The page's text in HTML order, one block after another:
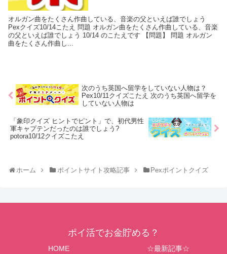
オルガン曲をたくさん作曲している、音楽の父といえば誰でしょう
Pexクイズ10/14こたえ 問題 オルガン曲をたくさん作曲している、音楽
の父といえば誰でしょう 10/14 のこたえです 【問題】 問題 オルガン
曲をたくさん作曲し...
次のうち英国へ留学をしていない人物は？
Pex10/11クイズこたえ 次のうち英国へ留学を
していない人物は
「象印クイズ ヒントでピント」で、初代男性
軍キャプテンだったのは誰でしょう?
potora10/12クイズこたえ
ホーム ポイントサイト攻略記事 Pexポイントクイズ
ポイ活でお金貯める？
HOME ☆最新記事☆